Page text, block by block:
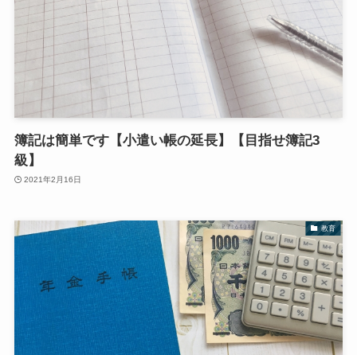
簿記は簡単です【小遣い帳の延長】【目指せ簿記3
級】
2021年2月16日
教育